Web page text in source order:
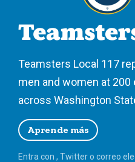
Teamsters Local 117
men and women at 200
across Washington
Aprende más
Entra con , Twittero correo